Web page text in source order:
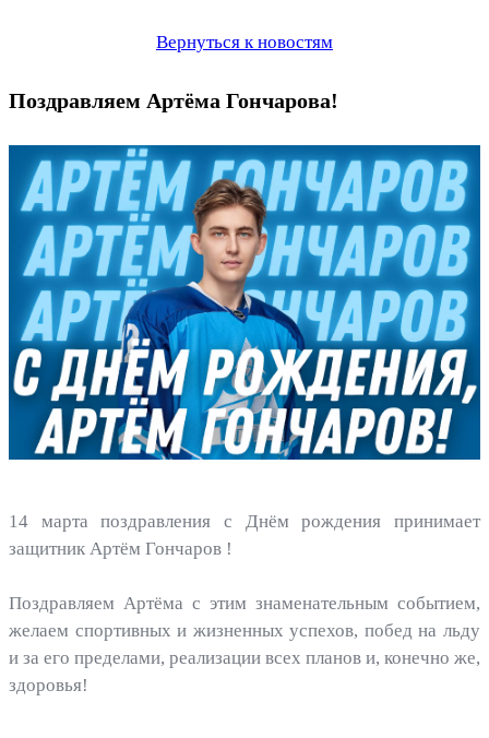
Вернуться к новостям
Поздравляем Артёма Гончарова!
14 марта поздравления с Днём рождения принимает
защитник Артём Гончаров !
Поздравляем Артёма с этим знаменательным событием,
желаем спортивных и жизненных успехов, побед на льду
и за его пределами, реализации всех планов и, конечно же,
здоровья!